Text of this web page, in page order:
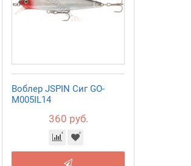
Воблер JSPIN Сиг GO-
M005IL14
360 руб.